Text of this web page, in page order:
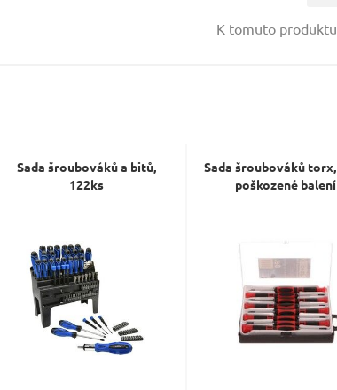
K tomuto
Sada šroubováků a bitů,
122ks
Sada šroubováků
poškozené balení